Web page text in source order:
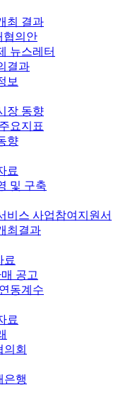
최 결과
협의안
뉴스레터
결과
보
장 동향
요지표
향
료
및 구축
비스 사업참여지원서
최결과
료
공고
동계수
료
회
은행